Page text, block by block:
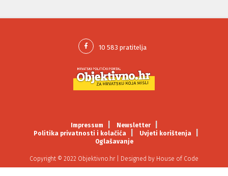
Impressum
Newsletter
Politika privatnosti i kolačića
Uvjeti korištenja
Oglašavanje
Copyright © 2022 Objektivno.hr | Designed by House of Code